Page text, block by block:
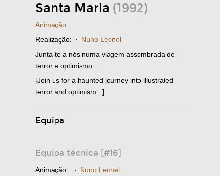
Santa Maria (1992)
Animação
Realização: · Nuno Leonel
Junta-te a nós numa viagem assombrada de
terror e optimismo...
[Join us for a haunted journey into illustrated
terror and optimism...]
Equipa
Equipa técnica [#16]
Animação: · Nuno Leonel